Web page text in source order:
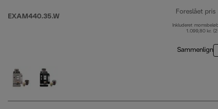
EXAM440.35.W
Foreslået pris
Inkluderet
1.099,80 kr.
Sammenlign